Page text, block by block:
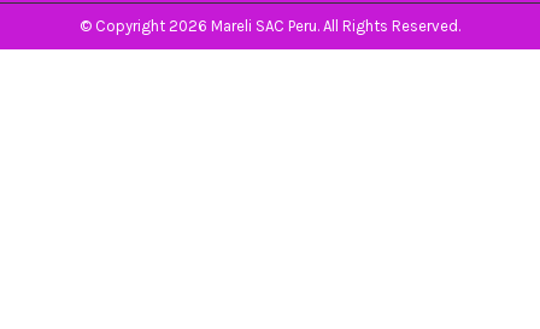
© Copyright 2026 Mareli SAC Peru. All Rights Reserved.